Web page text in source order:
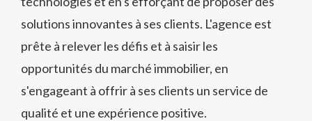
solutions innovantes à ses clients. L'agence est
prête à relever les défis et à saisir les
opportunités du marché immobilier, en
s'engageant à offrir à ses clients un service de
qualité et une expérience positive.